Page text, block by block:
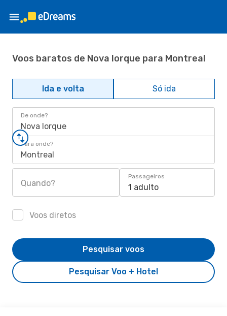
Voos baratos de Nova Iorque para Montreal
Ida e volta Só ida
De onde?
Nova Iorque
Para onde?
Montreal
Quando?
Passageiros
1 adulto
Voos diretos
Pesquisar Voo + Hotel
Pesquisar voos